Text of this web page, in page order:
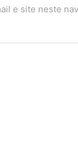
e site neste